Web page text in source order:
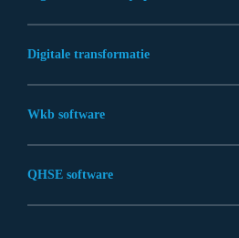
Digitale transformatie
Wkb software
QHSE software